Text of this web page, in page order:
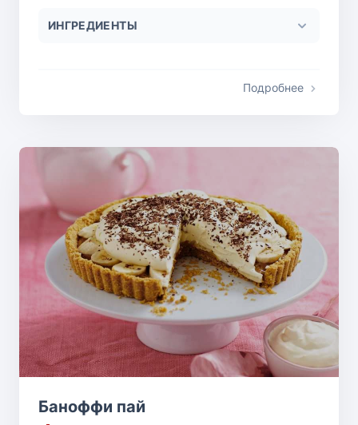
ИНГРЕДИЕНТЫ
Подробнее
Баноффи пай